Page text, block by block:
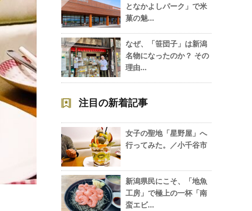
となかよしパーク」で米
菓の魅…
5
なぜ、「笹団子」は新潟
名物になったのか？ その
理由…
注目の新着記事
女子の聖地「星野屋」へ
行ってみた。／小千谷市
新潟県民にこそ、「地魚
工房」で極上の一杯「南
蛮エビ…